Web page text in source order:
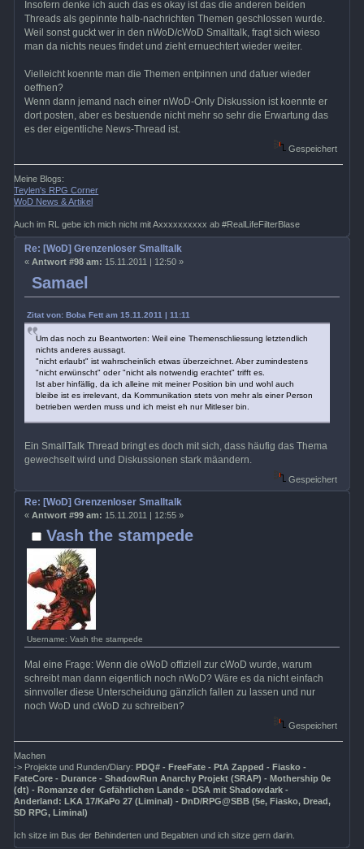
Insofern denke ich auch das es okay ist das die anderen beiden
Threads als gepinnte halb-nachrichten Themen geschlossen wurde.
Weil sonst guckt wer in den nWoD/cWoD Smalltalk, fragt sich wieso
man da nichts neues findet und zieht ernuechtert wieder weiter.
Vielleicht koennte man die Themen entpinnen und dafuer wieder
oeffnen?
Wenn dann jemand nach einer nWoD-Only Diskussion ist koennte er
dort posten, aber es bestuende nicht mehr so sehr die Erwartung das
es der eigentliche News-Thread ist.
Gespeichert
Meine Blogs:
Teylen's RPG Corner
WoD News & Artikel
Auch im RL gebe ich mich nicht mit Axxxxxxxxxx ab #RealLifeFilterBlase
Samael
Re: [WoD] Grenzenloser Smalltalk
« Antwort #98 am: 15.11.2011 | 12:50 »
Zitat von: Boba Fett am 15.11.2011 | 11:11
Um das noch zu Beantworten: Weil eine Themenschliessung letztendlich
nichts anderes aussagt.
"nicht erlaubt" ist wahrscheinlich etwas überzeichnet. Aber zumindestens
"nicht erwünscht" oder "nicht als notwendig erachtet" trifft es.
Ist aber hinfällig, da ich alleine mit meiner Position bin und wohl auch
bleibe ist es irrelevant, da Kommunikation stets von mehr als einer Person
betrieben werden muss und ich meist eh nur Mitleser bin.
Ein SmallTalk Thread bringt es doch mit sich, dass häufig das Thema
gewechselt wird und Diskussionen stark mäandern.
Gespeichert
Vash the stampede
Username: Vash the stampede
Re: [WoD] Grenzenloser Smalltalk
« Antwort #99 am: 15.11.2011 | 12:55 »
Mal eine Frage: Wenn die oWoD offiziell zur cWoD wurde, warum
schreibt man dann eigentlich noch nWoD? Wäre es da nicht einfach
sinnvoller diese Unterscheidung gänzlich fallen zu lassen und nur
noch WoD und cWoD zu schreiben?
Gespeichert
Machen
-> Projekte und Runden/Diary: PDQ# - FreeFate - PtA Zapped - Fiasko -
FateCore - Durance - ShadowRun Anarchy Projekt (SRAP) - Mothership 0e
(dt) - Romanze der Gefährlichen Lande - DSA mit Shadowdark -
Anderland: LKA 17/KaPo 27 (Liminal) - DnD/RPG@SBB (5e, Fiasko, Dread,
SD RPG, Liminal)
Ich sitze im Bus der Behinderten und Begabten und ich sitze gern darin.